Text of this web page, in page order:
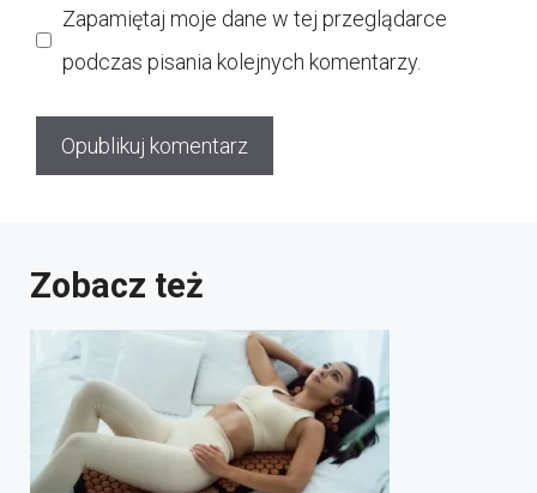
Zapamiętaj moje dane w tej przeglądarce
podczas pisania kolejnych komentarzy.
Zobacz też